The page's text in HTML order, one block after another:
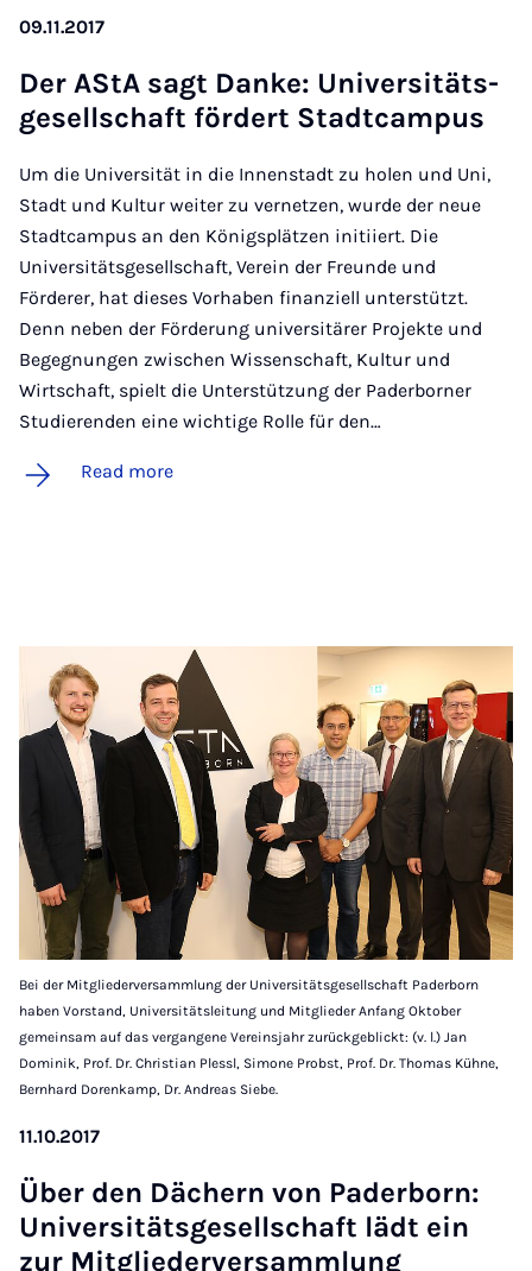
09.11.2017
Der AStA sagt Danke: Uni­versitäts­
gesell­schaft fördert Stadtcam­pus
Um die Universität in die Innenstadt zu holen und Uni,
Stadt und Kultur weiter zu vernetzen, wurde der neue
Stadtcampus an den Königsplätzen initiiert. Die
Universitätsgesellschaft, Verein der Freunde und
Förderer, hat dieses Vorhaben finanziell unterstützt.
Denn neben der Förderung universitärer Projekte und
Begegnungen zwischen Wissenschaft, Kultur und
Wirtschaft, spielt die Unterstützung der Paderborner
Studierenden eine wichtige Rolle für den…
Read more
Bei der Mitgliederversammlung der Universitätsgesellschaft Paderborn
haben Vorstand, Universitätsleitung und Mitglieder Anfang Oktober
gemeinsam auf das vergangene Vereinsjahr zurückgeblickt: (v. l.) Jan
Dominik, Prof. Dr. Christian Plessl, Simone Probst, Prof. Dr. Thomas Kühne,
Bernhard Dorenkamp, Dr. Andreas Siebe.
11.10.2017
Über den Däch­ern von Pader­born:
Uni­versitäts­gesell­schaft lädt ein
zur Mit­gliederver­sammlung